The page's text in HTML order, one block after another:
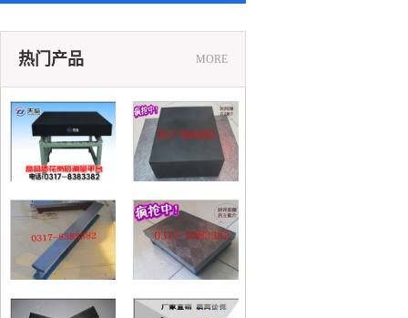
热门产品 MORE
花岗石平台
铸铁划线平台